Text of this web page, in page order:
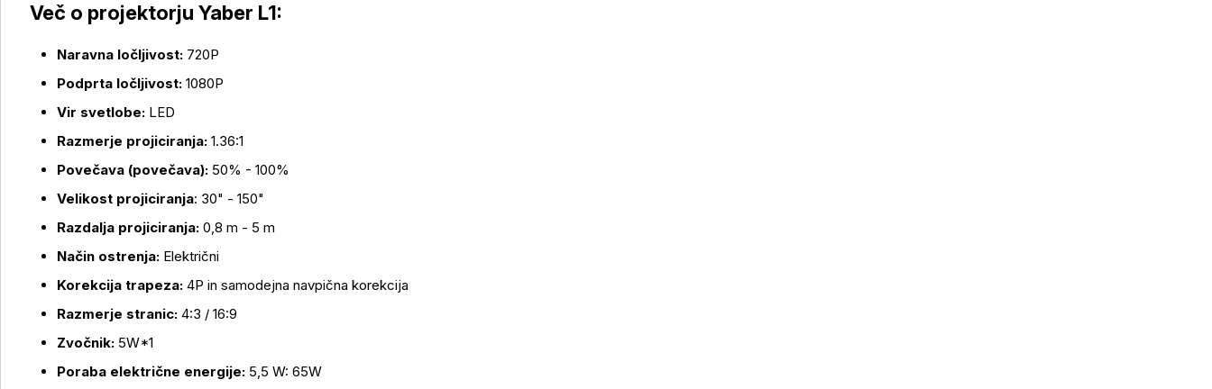
Več o projektorju Yaber L1:
Naravna ločljivost: 720P
Podprta ločljivost: 1080P
Vir svetlobe: LED
Razmerje projiciranja: 1.36:1
Povečava (povečava): 50% - 100%
Velikost projiciranja: 30" - 150"
Razdalja projiciranja: 0,8 m - 5 m
Način ostrenja: Električni
Korekcija trapeza: 4P in samodejna navpična korekcija
Razmerje stranic: 4:3 / 16:9
Zvočnik: 5W*1
Poraba električne energije: 5,5 W: 65W